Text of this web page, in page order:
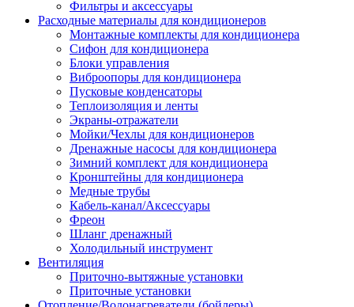
Фильтры и аксессуары
Расходные материалы для кондиционеров
Монтажные комплекты для кондиционера
Сифон для кондиционера
Блоки управления
Виброопоры для кондиционера
Пусковые конденсаторы
Теплоизоляция и ленты
Экраны-отражатели
Мойки/Чехлы для кондиционеров
Дренажные насосы для кондиционера
Зимний комплект для кондиционера
Кронштейны для кондиционера
Медные трубы
Кабель-канал/Аксессуары
Фреон
Шланг дренажный
Холодильный инструмент
Вентиляция
Приточно-вытяжные установки
Приточные установки